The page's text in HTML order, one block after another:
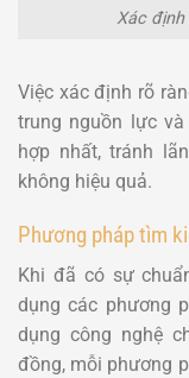
Xác
Việc xác định rõ
trung nguồn lực
hợp nhất, tránh
không hiệu quả.
Phương pháp tìm
Khi đã có sự
dụng các phương
dụng công nghệ
đồng, mỗi phương